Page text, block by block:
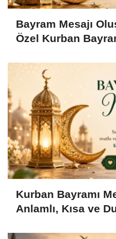
Bayram Mesajı
Özel Kurban
Kurban Bayramı
Anlamlı, Kısa ve